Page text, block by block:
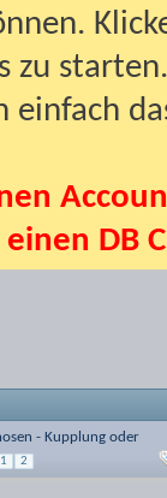
zu
einfach
DB
- Kupplung oder
1 2